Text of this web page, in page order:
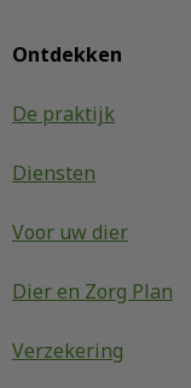
Ontdekken
De praktijk
Diensten
Voor uw dier
Dier en Zorg Plan
Verzekering